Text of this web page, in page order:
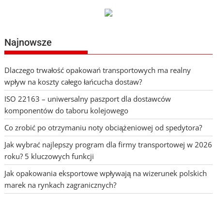
Najnowsze
Dlaczego trwałość opakowań transportowych ma realny
wpływ na koszty całego łańcucha dostaw?
ISO 22163 – uniwersalny paszport dla dostawców
komponentów do taboru kolejowego
Co zrobić po otrzymaniu noty obciążeniowej od spedytora?
Jak wybrać najlepszy program dla firmy transportowej w 2026
roku? 5 kluczowych funkcji
Jak opakowania eksportowe wpływają na wizerunek polskich
marek na rynkach zagranicznych?